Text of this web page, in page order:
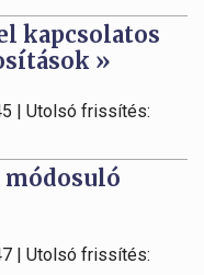
kapcsolatos
»
| Utolsó frissítés:
módosuló
| Utolsó frissítés: